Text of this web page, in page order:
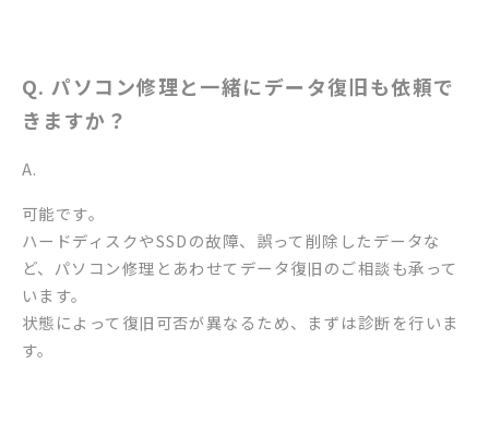
Q. パソコン修理と一緒にデータ復旧も依頼で
きますか？
A.
可能です。
ハードディスクやSSDの故障、誤って削除したデータな
ど、パソコン修理とあわせてデータ復旧のご相談も承って
います。
状態によって復旧可否が異なるため、まずは診断を行いま
す。